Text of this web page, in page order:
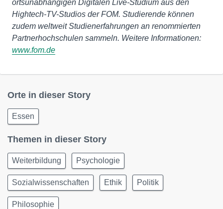
ortsunabhängigen Digitalen Live-Studium aus den
Hightech-TV-Studios der FOM. Studierende können
zudem weltweit Studienerfahrungen an renommierten
Partnerhochschulen sammeln. Weitere Informationen:
www.fom.de
Orte in dieser Story
Essen
Themen in dieser Story
Weiterbildung Psychologie
Sozialwissenschaften Ethik Politik
Philosophie